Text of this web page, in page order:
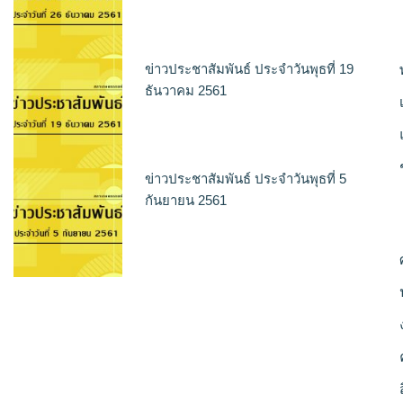
ข่าวประชาสัมพันธ์ ประจำวันพุธที่ 19
ธันวาคม 2561
ข่าวประชาสัมพันธ์ ประจำวันพุธที่ 5
กันยายน 2561